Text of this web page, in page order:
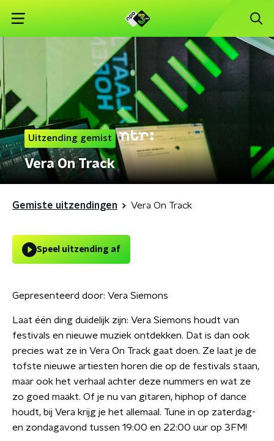
Uitzending gemist
Vera On Track
Gemiste uitzendingen Vera On Track
Speel uitzending af
Gepresenteerd door: Vera Siemons
Laat één ding duidelijk zijn: Vera Siemons houdt van
festivals en nieuwe muziek ontdekken. Dat is dan ook
precies wat ze in Vera On Track gaat doen. Ze laat je de
tofste nieuwe artiesten horen die op de festivals staan,
maar ook het verhaal achter deze nummers en wat ze
zo goed maakt. Of je nu van gitaren, hiphop of dance
houdt, bij Vera krijg je het allemaal. Tune in op zaterdag-
en zondagavond tussen 19:00 en 22:00 uur op 3FM!